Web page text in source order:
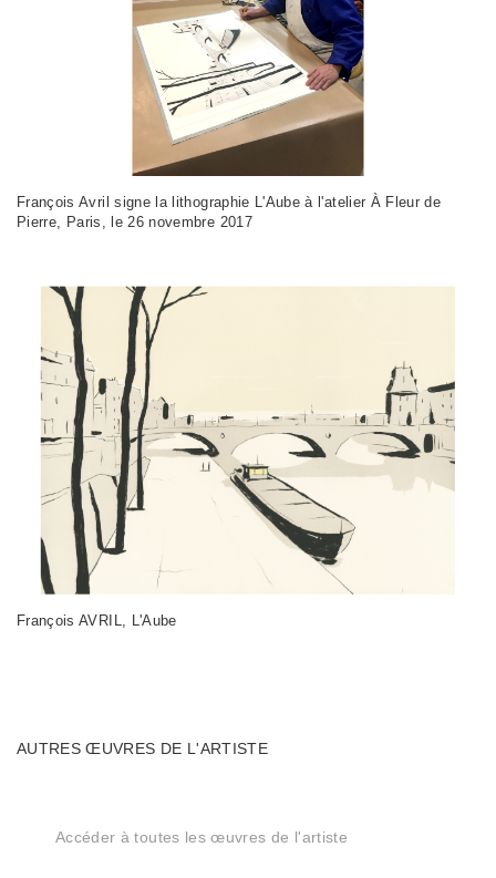
François Avril signe la lithographie L'Aube à l'atelier À Fleur de
Pierre, Paris, le 26 novembre 2017
François AVRIL, L'Aube
AUTRES ŒUVRES DE L'ARTISTE
Accéder à toutes les œuvres de l'artiste